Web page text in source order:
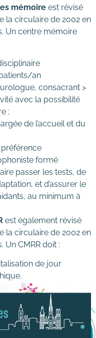
mémoire est révisé
la circulaire de 2002 en
Un centre mémoire
an
consacrant >
avec la possibilité
;
de l’accueil et du
préférence
formé
passer les tests, de
et d’assurer le
au minimum à
est également révisé
la circulaire de 2002 en
CMRR doit :
de jour